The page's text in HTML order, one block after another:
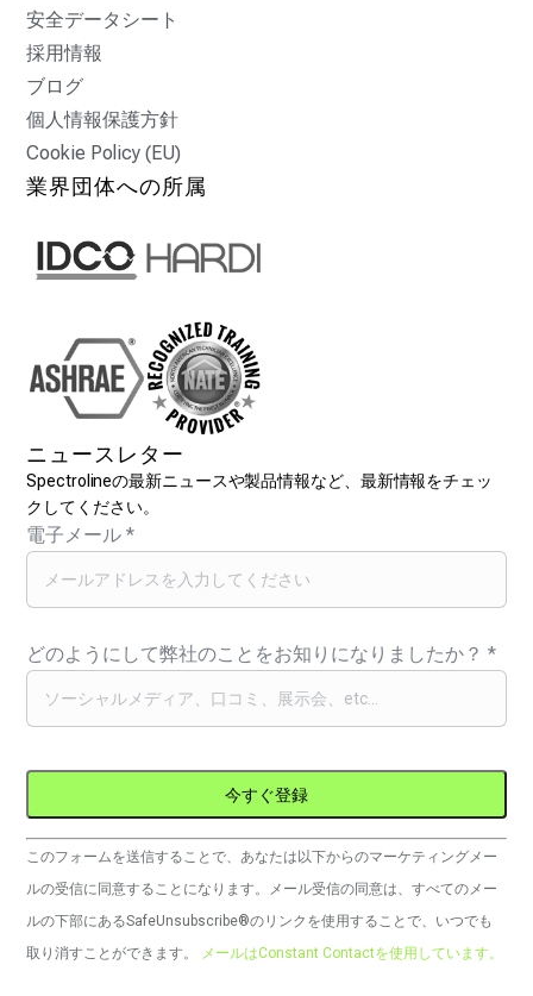
安全データシート
採用情報
ブログ
個人情報保護方針
Cookie Policy (EU)
業界団体への所属
ニュースレター
Spectrolineの最新ニュースや製品情報など、最新情報をチェッ
クしてください。
電子メール*
どのようにして弊社のことをお知りになりましたか？*
コ
ン
ス
タ
このフォームを送信することで、あなたは以下からのマーケティングメー
ルの受信に同意することになります。メール受信の同意は、すべてのメー
ルの下部にあるSafeUnsubscribe®のリンクを使用することで、いつでも
取り消すことができます。
メールはConstant Contactを使用しています。